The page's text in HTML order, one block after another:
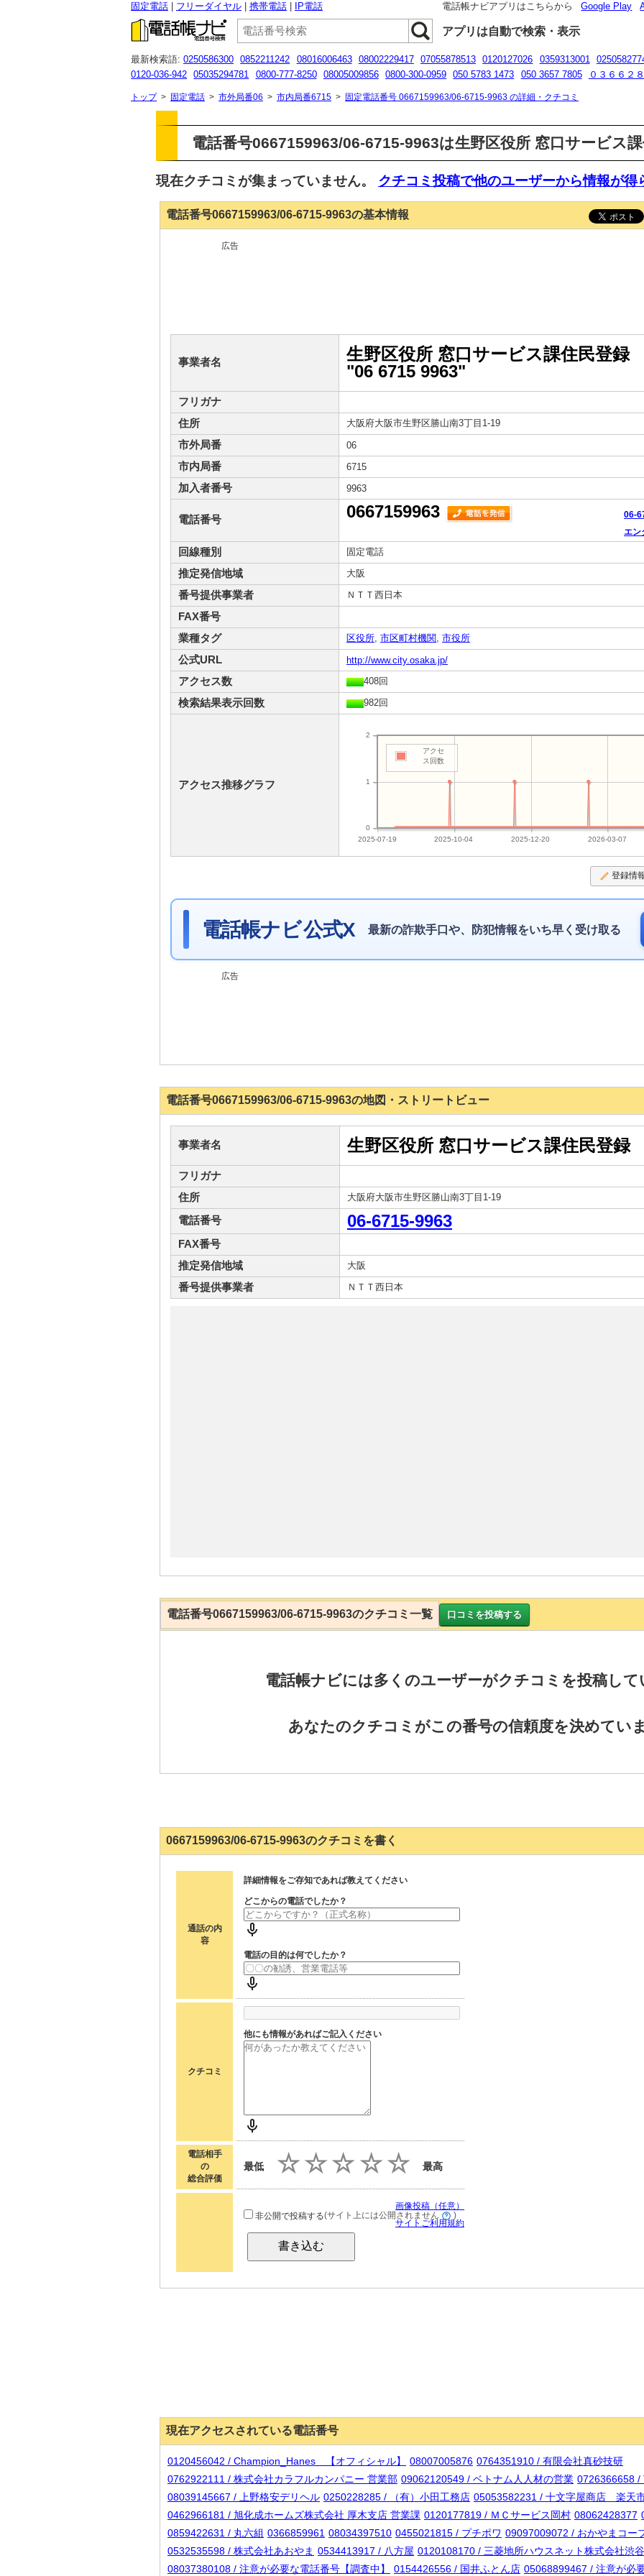
固定電話 フリーダイヤル 携帯電話 IP電話 電話帳ナビアプリはこちらから Google Play
アプリは自動で検索・表示
最新検索語: 0250586300 0852211242 08016006463 08002229417 07055878513 0120127026 0359313001
0120-036-942
05035294781 0800-777-8250 08005009856 0800-300-0959 050 5783 1473 050 3657 7805 ０３６６２
トップ> 固定電話 > 市外局番06 > 市内局番6715 > 固定電話番号 0667159963/06-6715-9963 の詳細・クチコミ
電話番号0667159963/06-6715-9963は生野区役所 窓口サービス
現在クチコミが集まっていません。 クチコミ投稿で他のユーザーから情報が得
電話番号0667159963/06-6715-9963の基本情報
広告
事業者名
生野区役所 窓口サービス課住民登録
"06 6715 9963"
フリガナ
住所
大阪府大阪市生野区勝山南3丁目1-19
市外局番 06
市内局番 6715
加入者番号 9963
電話番号
06-
エン
0667159963
回線種別 固定電話
推定発信地域 大阪
番号提供事業者 ＮＴＴ西日本
FAX番号
業種タグ
区役所, 市区町村機関, 市役所
公式URL http://www.city.osaka.jp/
アクセス数 408回
検索結果表示回数 982回
アクセス推移グラフ
2025-07-19 2025-10-04 2025-12-20 2026-03-07
0
1
2
アクセ
ス回数
登録情
電話帳ナビ 公式X 最新の詐欺手口や、防犯情報をいち早く受け取る
広告
電話番号0667159963/06-6715-9963の地図・ストリートビュー
事業者名 生野区役所 窓口サービス課住民登録
フリガナ
住所
大阪府大阪市生野区勝山南3丁目1-19
電話番号 06-6715-9963
FAX番号
推定発信地域
大阪
番号提供事業者 ＮＴＴ西日本
電話番号0667159963/06-6715-9963のクチコミ一覧 口コミを投稿する
電話帳ナビには多くのユーザーがクチコミを投稿して
あなたのクチコミがこの番号の信頼度を決めていま
0667159963/06-6715-9963のクチコミを書く
通話の内
容
詳細情報をご存知であれば教えてください
どこからの電話でしたか？
電話の目的は何でしたか？
クチコミ
他にも情報があればご記入ください
電話相手
の
総合評価
最低 最高
非公開で投稿する(サイト上には公開されません )
画像投稿（任意）
サイトご利用規約
現在アクセスされている電話番号
0120456042 / Champion_Hanes 【オフィシャル】 08007005876 0764351910 / 有限会社真砂技研
0762922111 / 株式会社カラフルカンパニー 営業部 09062120549 / ベトナム人人材の営業 0726366658 /
08039145667 / 上野格安デリヘル 0250228285 / （有）小田工務店 05053582231 / 十文字屋商店 楽天
0462966181 / 旭化成ホームズ株式会社 厚木支店 営業課 0120177819 / ＭＣサービス岡村 08062428377
0859422631 / 丸六組 0366859961 08034397510 0455021815 / プチポワ 09097009072 / おかやまコー
0532535598 / 株式会社あおやま 0534413917 / 八方屋 0120108170 / 三菱地所ハウスネット株式会社渋
08037380108 / 注意が必要な電話番号【調査中】
0154426556 / 国井ふとん店 05068899467 / 注意が必